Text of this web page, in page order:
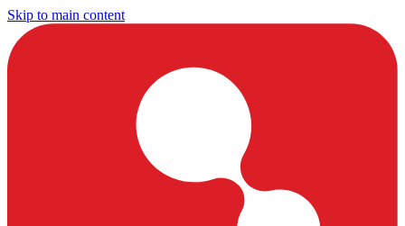
Skip to main content